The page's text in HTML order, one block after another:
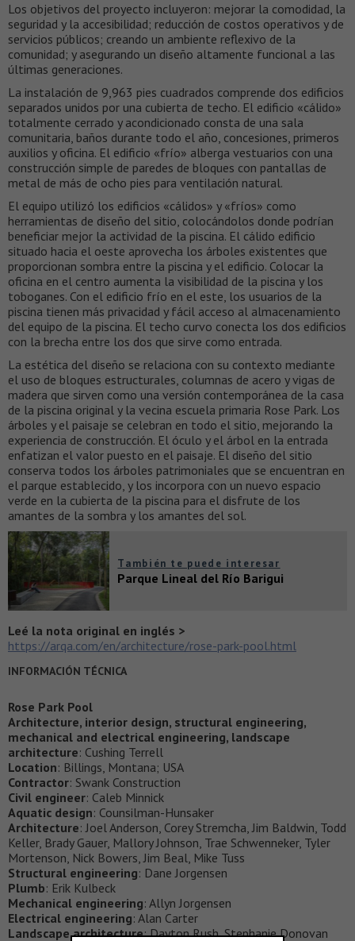
Los objetivos del proyecto incluyeron: mejorar la comodidad, la
seguridad y la accesibilidad; reducción de costos operativos y de
servicios públicos; creando un ambiente reflexivo de la
comunidad; y asegurando un diseño altamente funcional a las
últimas generaciones.
La instalación de 9,963 pies cuadrados comprende dos edificios
separados unidos por una cubierta de techo. El edificio «cálido»
totalmente cerrado y acondicionado consta de una sala
comunitaria, baños durante todo el año, concesiones, primeros
auxilios y oficina. El edificio «frío» alberga vestuarios con una
construcción simple de paredes de bloques con pantallas de
metal de más de ocho pies para ventilación natural.
El equipo utilizó los edificios «cálidos» y «fríos» como
herramientas de diseño del sitio, colocándolos donde podrían
beneficiar mejor la actividad de la piscina. El cálido edificio
situado hacia el oeste aprovecha los árboles existentes que
proporcionan sombra entre la piscina y el edificio. Colocar la
oficina en el centro aumenta la visibilidad de la piscina y los
toboganes. Con el edificio frío en el este, los usuarios de la
piscina tienen más privacidad y fácil acceso al almacenamiento
del equipo de la piscina. El techo curvo conecta los dos edificios
con la brecha entre los dos que sirve como entrada.
La estética del diseño se relaciona con su contexto mediante
el uso de bloques estructurales, columnas de acero y vigas de
madera que sirven como una versión contemporánea de la casa
de la piscina original y la vecina escuela primaria Rose Park. Los
árboles y el paisaje se celebran en todo el sitio, mejorando la
experiencia de construcción. El óculo y el árbol en la entrada
enfatizan el valor puesto en el paisaje. El diseño del sitio
conserva todos los árboles patrimoniales que se encuentran en
el parque establecido, y los incorpora con un nuevo espacio
verde en la cubierta de la piscina para el disfrute de los
amantes de la sombra y los amantes del sol.
También te puede interesar
Parque Lineal del Río Barigui
Leé la nota original en inglés >
https://arqa.com/en/architecture/rose-park-pool.html
INFORMACIÓN TÉCNICA
Rose Park Pool
Architecture, interior design, structural engineering,
mechanical and electrical engineering, landscape
architecture: Cushing Terrell
Location: Billings, Montana; USA
Contractor: Swank Construction
Civil engineer: Caleb Minnick
Aquatic design: Counsilman-Hunsaker
Architecture: Joel Anderson, Corey Stremcha, Jim Baldwin, Todd
Keller, Brady Gauer, Mallory Johnson, Trae Schwenneker, Tyler
Mortenson, Nick Bowers, Jim Beal, Mike Tuss
Structural engineering: Dane Jorgensen
Plumb: Erik Kulbeck
Mechanical engineering: Allyn Jorgensen
Electrical engineering: Alan Carter
Landscape architecture: Dayton Rush, Stephanie Donovan